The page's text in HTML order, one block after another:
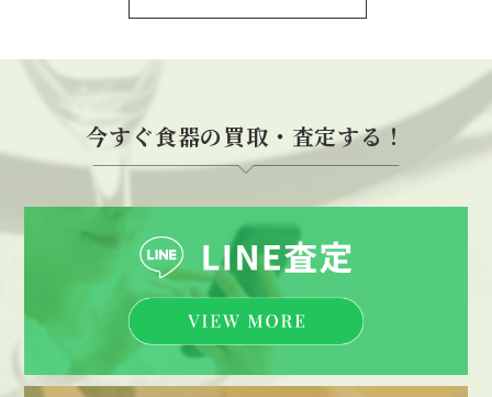
今すぐ食器の買取・査定する！